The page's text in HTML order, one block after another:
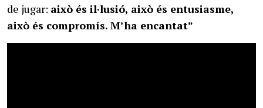
de jugar: això és il·lusió, això és entusiasme,
això és compromís. M’ha encantat”